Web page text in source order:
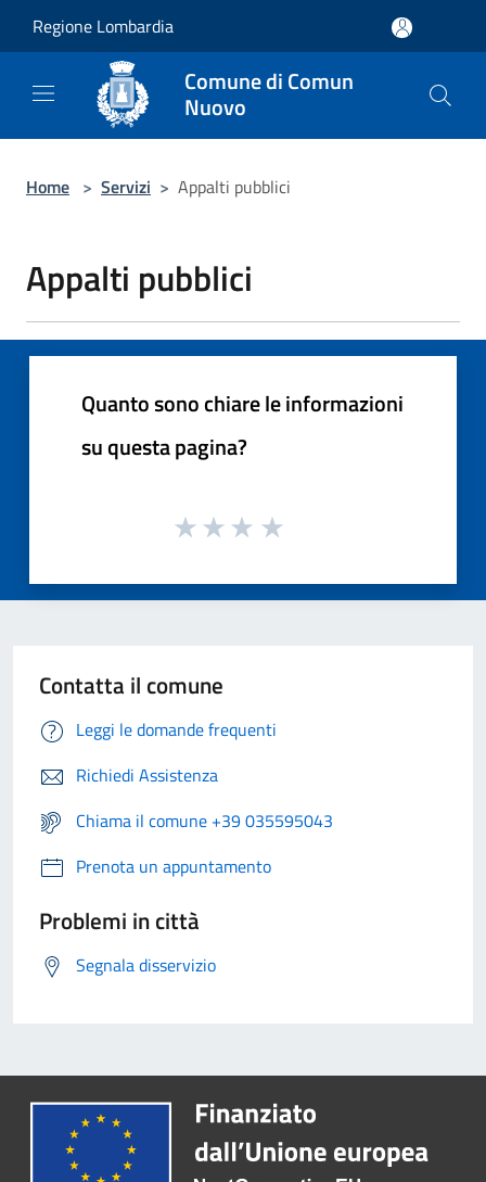
Regione Lombardia
Comune di Comun
Nuovo
Home > Servizi > Appalti pubblici
Appalti pubblici
Quanto sono chiare le informazioni
su questa pagina?
Contatta il comune
Leggi le domande frequenti
Richiedi Assistenza
Chiama il comune +39 035595043
Prenota un appuntamento
Problemi in città
Segnala disservizio